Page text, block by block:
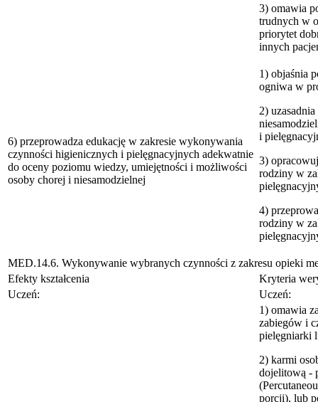
3) omawia
trudnych w
priorytet
innych
6) przeprowadza edukację w zakresie wykonywania
czynności higienicznych i pielęgnacyjnych adekwatnie
do oceny poziomu wiedzy, umiejętności i możliwości
osoby chorej i niesamodzielnej
1) objaśnia
ogniwa w
2)
i
3)
rodziny w
4)
rodziny w
MED.14.6. Wykonywanie wybranych czynności z zakresu opieki
Efekty kształcenia
Kryteria
Uczeń:
Uczeń:
1) omawia
zabiegów i
pielęgniarki
2) karmi
dojelitową -
porcji), lub